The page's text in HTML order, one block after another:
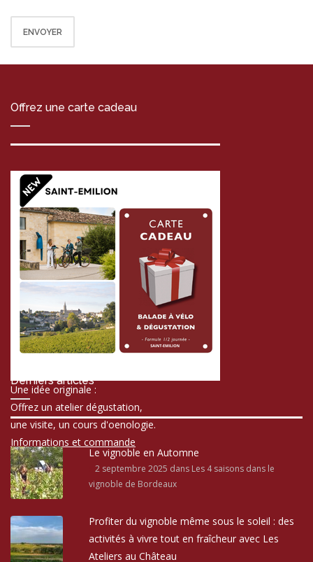
Offrez une carte cadeau
Une idée originale :
Offrez un atelier dégustation,
une visite, un cours d'oenologie.
Informations et commande
Derniers articles
Le vignoble en Automne
2 septembre 2025 dans Les 4 saisons dans le
vignoble de Bordeaux
Profiter du vignoble même sous le soleil : des
activités à vivre tout en fraîcheur avec Les
Ateliers au Château